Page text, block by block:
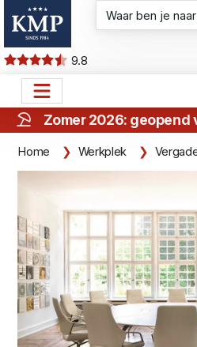
9.8
Zomer 2026: geopend
Home Werkplek